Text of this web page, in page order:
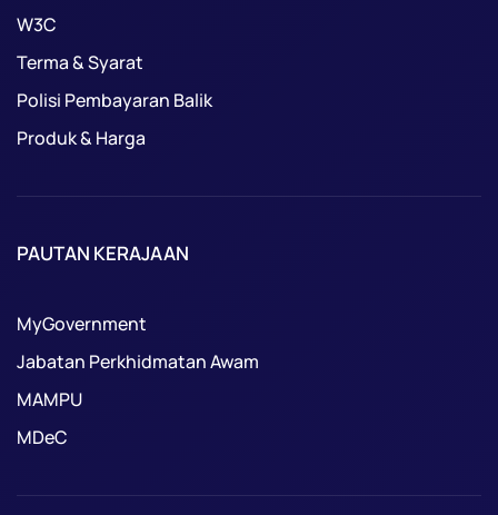
W3C
Terma & Syarat
Polisi Pembayaran Balik
Produk & Harga
PAUTAN KERAJAAN
MyGovernment
Jabatan Perkhidmatan Awam
MAMPU
MDeC